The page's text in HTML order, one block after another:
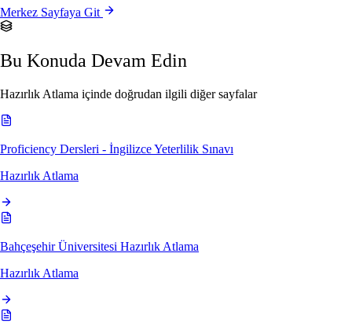
Merkez Sayfaya Git
Bu Konuda Devam Edin
Hazırlık Atlama içinde doğrudan ilgili diğer sayfalar
Proficiency Dersleri - İngilizce Yeterlilik Sınavı
Hazırlık Atlama
Bahçeşehir Üniversitesi Hazırlık Atlama
Hazırlık Atlama